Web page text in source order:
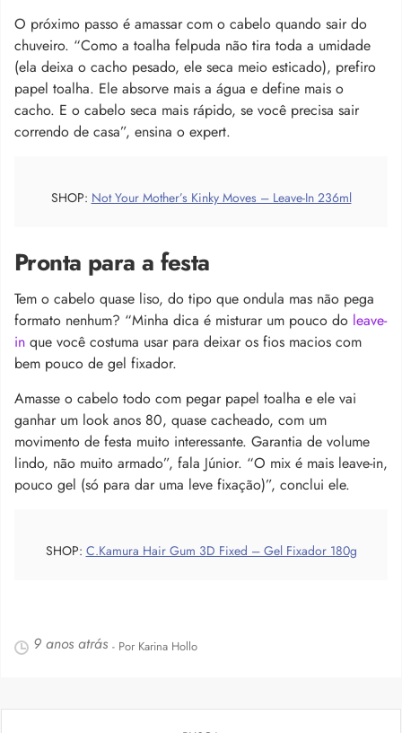
O próximo passo é amassar com o cabelo quando sair do
chuveiro. “Como a toalha felpuda não tira toda a umidade
(ela deixa o cacho pesado, ele seca meio esticado), prefiro
papel toalha. Ele absorve mais a água e define mais o
cacho. E o cabelo seca mais rápido, se você precisa sair
correndo de casa”, ensina o expert.
SHOP: Not Your Mother’s Kinky Moves – Leave-In 236ml
Pronta para a festa
Tem o cabelo quase liso, do tipo que ondula mas não pega
formato nenhum? “Minha dica é misturar um pouco do leave-
in que você costuma usar para deixar os fios macios com
bem pouco de gel fixador.
Amasse o cabelo todo com pegar papel toalha e ele vai
ganhar um look anos 80, quase cacheado, com um
movimento de festa muito interessante. Garantia de volume
lindo, não muito armado”, fala Júnior. “O mix é mais leave-in,
pouco gel (só para dar uma leve fixação)”, conclui ele.
SHOP: C.Kamura Hair Gum 3D Fixed – Gel Fixador 180g
9 anos atrás - Por Karina Hollo